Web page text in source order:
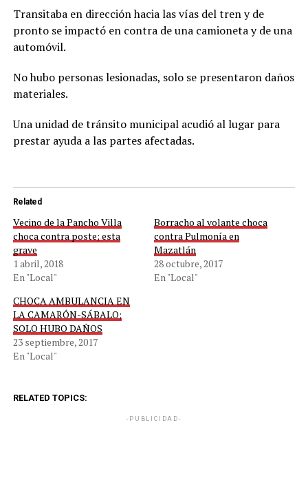
Transitaba en dirección hacia las vías del tren y de
pronto se impactó en contra de una camioneta y de una
automóvil.
No hubo personas lesionadas, solo se presentaron daños
materiales.
Una unidad de tránsito municipal acudió al lugar para
prestar ayuda a las partes afectadas.
Related
Vecino de la Pancho Villa
choca contra poste; esta
grave
1 abril, 2018
En "Local"
Borracho al volante choca
contra Pulmonía en
Mazatlán
28 octubre, 2017
En "Local"
CHOCA AMBULANCIA EN
LA CAMARÓN-SÁBALO;
SOLO HUBO DAÑOS
23 septiembre, 2017
En "Local"
RELATED TOPICS:
-PUBLICIDAD-